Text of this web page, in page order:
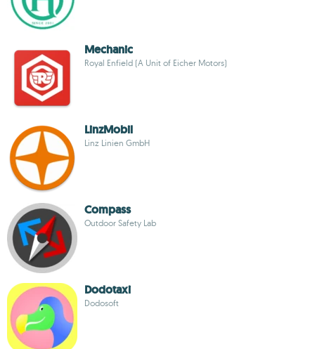
Mechanic
Royal Enfield (A Unit of Eicher Motors)
LinzMobil
Linz Linien GmbH
Compass
Outdoor Safety Lab
Dodotaxi
Dodosoft